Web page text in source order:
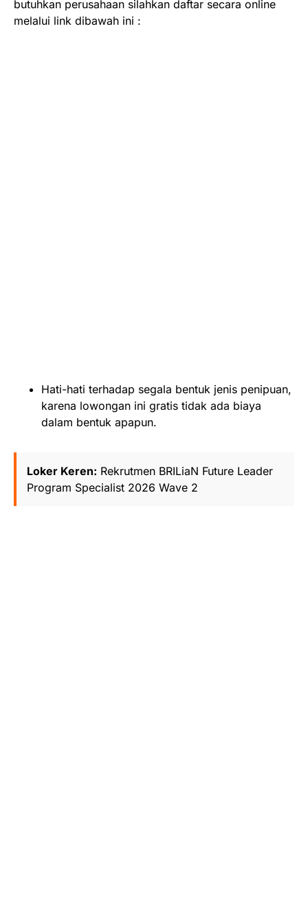
butuhkan perusahaan silahkan daftar secara online
melalui link dibawah ini :
Hati-hati terhadap segala bentuk jenis penipuan,
karena lowongan ini gratis tidak ada biaya
dalam bentuk apapun.
Loker Keren: Rekrutmen BRILiaN Future Leader
Program Specialist 2026 Wave 2